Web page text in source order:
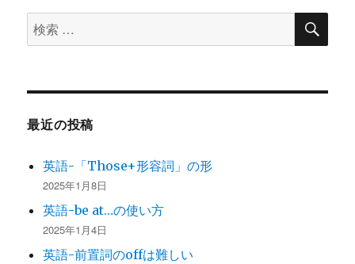
検
索
象:
検
最近の投稿
英語-「Those+形容詞」の形
2025年1月8日
英語-be at…の使い方
2025年1月4日
英語-前置詞のoffは難しい